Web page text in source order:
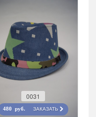
0031
480 руб. ЗАКАЗАТЬ